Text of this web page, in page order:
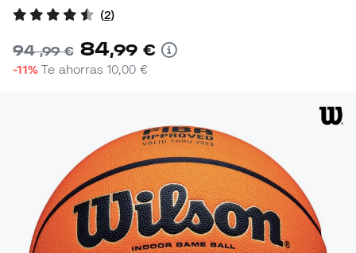
(2)
94,99 € 84,99 €
-11% Te ahorras10,00 €